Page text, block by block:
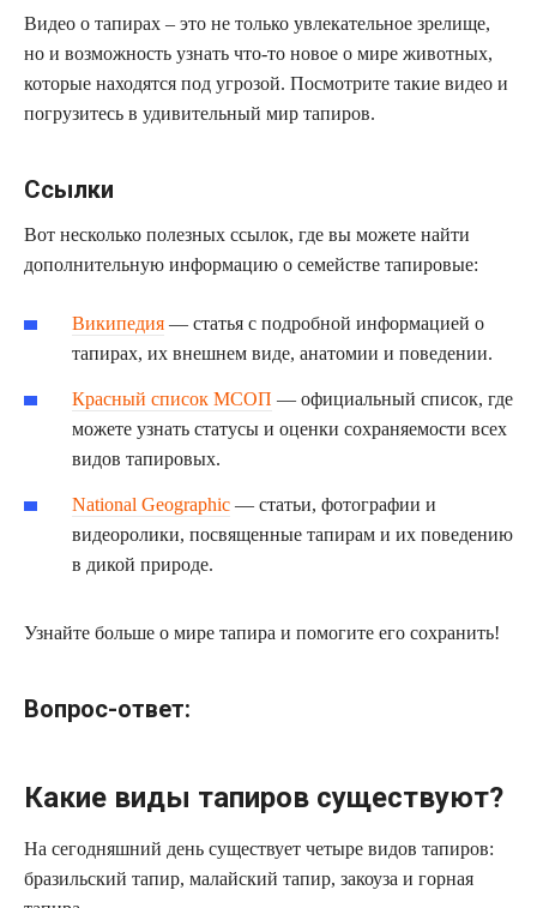
Видео о тапирах – это не только увлекательное зрелище,
но и возможность узнать что-то новое о мире животных,
которые находятся под угрозой. Посмотрите такие видео и
погрузитесь в удивительный мир тапиров.
Ссылки
Вот несколько полезных ссылок, где вы можете найти
дополнительную информацию о семействе тапировые:
Википедия — статья с подробной информацией о
тапирах, их внешнем виде, анатомии и поведении.
Красный список МСОП — официальный список, где
можете узнать статусы и оценки сохраняемости всех
видов тапировых.
National Geographic — статьи, фотографии и
видеоролики, посвященные тапирам и их поведению
в дикой природе.
Узнайте больше о мире тапира и помогите его сохранить!
Вопрос-ответ:
Какие виды тапиров существуют?
На сегодняшний день существует четыре видов тапиров:
бразильский тапир, малайский тапир, закоуза и горная